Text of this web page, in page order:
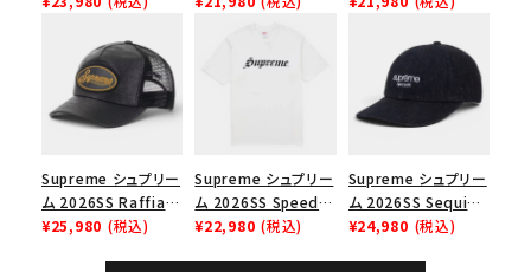
価格から探す
円
在庫のない商品を表示する
絞り込んで検索する
ノツイル キャンプキャ
ップ ブラック
Supreme シュプリー
ム 2026SS Raffia
Mesh Back 5-Panel
¥25,980 (税込)
Supreme シュプリー
ム 2026SS Speed
Tee スピードTシャツ
¥22,980 (税込)
Supreme シュプリー
ム 2026SS Sequin
Denim Classic
¥24,980 (税込)